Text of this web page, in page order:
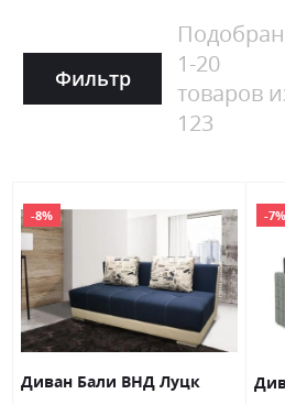
Фильтр
1-20
товаров
123
-8%
Диван Бали ВНД Луцк
-7%